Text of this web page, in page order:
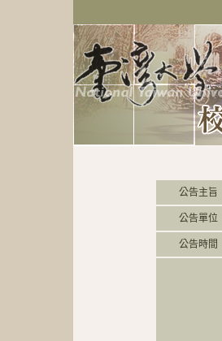
公告主旨
公告單位
公告時間